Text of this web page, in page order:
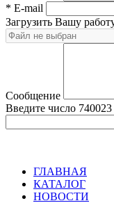
* E-mail
Загрузить Вашу
Сообщение
Введите число 740023
ГЛАВНАЯ
КАТАЛОГ
НОВОСТИ